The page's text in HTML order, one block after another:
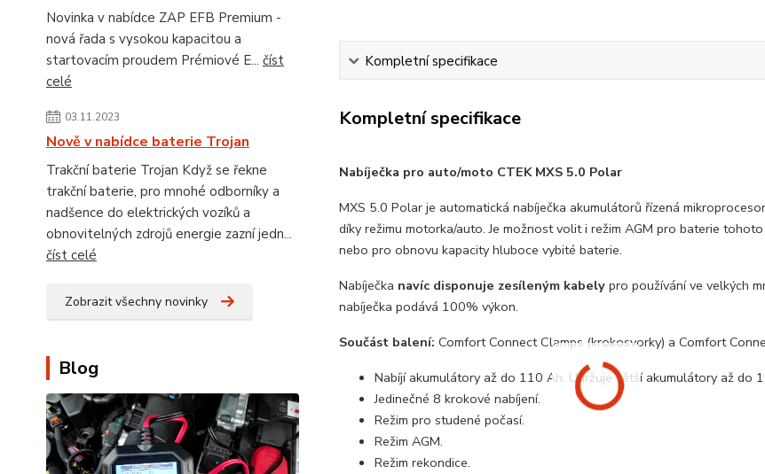
Novinka v nabídce ZAP EFB Premium -
nová řada s vysokou kapacitou a
startovacím proudem Prémiové E... číst
celé
03.11.2023
Nově v nabídce baterie Trojan
Trakční baterie Trojan Když se řekne
trakční baterie, pro mnohé odborníky a
nadšence do elektrických vozíků a
obnovitelných zdrojů energie zazní jedn...
číst celé
Zobrazit všechny novinky
Blog
Kompletní specifikace
Kompletní specifikace
Nabíječka pro auto/moto CTEK MXS 5.0 Polar
MXS 5.0 Polar je automatická nabíječka akumulátorů řízená
díky režimu motorka/auto. Je možnost volit i režim AGM pro baterie
nebo pro obnovu kapacity hluboce vybité baterie.
Nabíječka navíc disponuje zesíleným kabelypro používání ve velkých
nabíječka podává 100% výkon.
Součást balení: Comfort Connect Clamps (krokosvorky) a Comfort
Nabíjí akumulátory až do 110 Ah. Udržuje větší akumulátory až do
Jedinečné 8 krokové nabíjení.
Režim pro studené počasí.
Režim AGM.
Režim rekondice.